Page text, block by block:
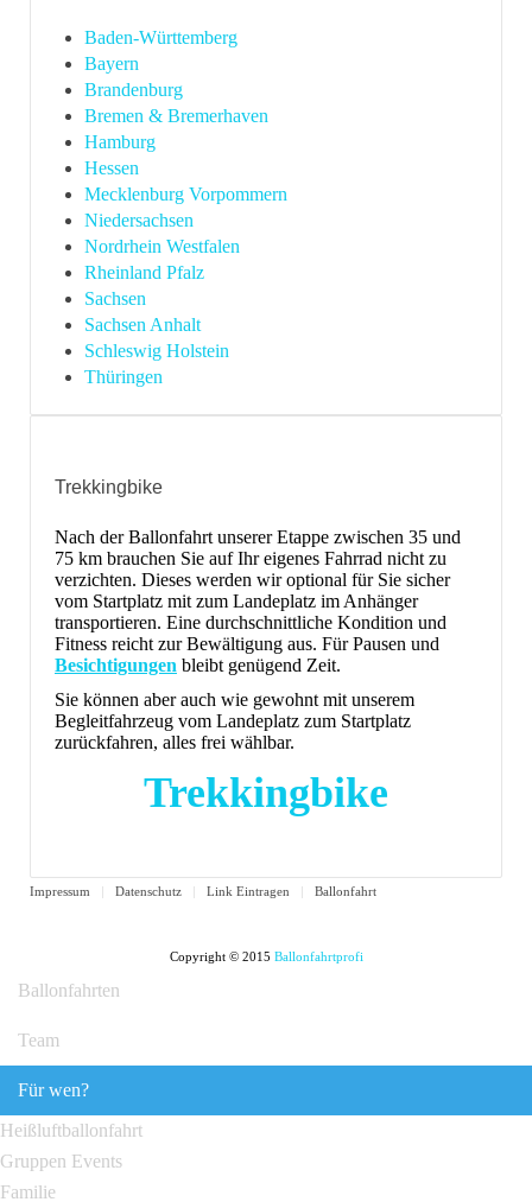
Baden-Württemberg
Bayern
Brandenburg
Bremen & Bremerhaven
Hamburg
Hessen
Mecklenburg Vorpommern
Niedersachsen
Nordrhein Westfalen
Rheinland Pfalz
Sachsen
Sachsen Anhalt
Schleswig Holstein
Thüringen
Trekkingbike
Nach der Ballonfahrt unserer Etappe zwischen 35 und
75 km brauchen Sie auf Ihr eigenes Fahrrad nicht zu
verzichten. Dieses werden wir optional für Sie sicher
vom Startplatz mit zum Landeplatz im Anhänger
transportieren. Eine durchschnittliche Kondition und
Fitness reicht zur Bewältigung aus. Für Pausen und
Besichtigungen bleibt genügend Zeit.
Sie können aber auch wie gewohnt mit unserem
Begleitfahrzeug vom Landeplatz zum Startplatz
zurückfahren, alles frei wählbar.
Trekkingbike
Impressum Datenschutz Link Eintragen Ballonfahrt
Copyright © 2015 Ballonfahrtprofi
Ballonfahrten
Team
Für wen?
Heißluftballonfahrt
Gruppen Events
Familie